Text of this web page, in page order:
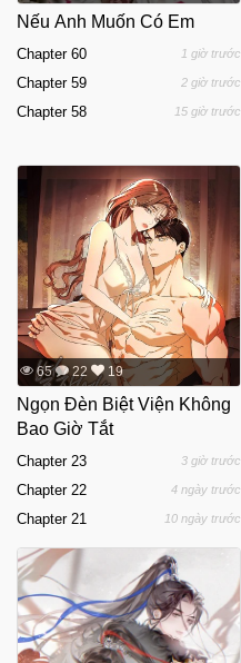
Nếu Anh Muốn Có Em
Chapter 60 1 giờ trước
Chapter 59 2 giờ trước
Chapter 58 15 giờ trước
65 22 19
Ngọn Đèn Biệt Viện Không
Bao Giờ Tắt
Chapter 23 3 giờ trước
Chapter 22 4 ngày trước
Chapter 21 10 ngày trước